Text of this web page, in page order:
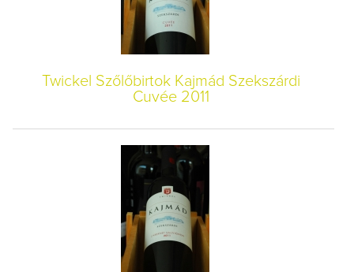
Twickel Szőlőbirtok Kajmád Szekszárdi
Cuvée 2011